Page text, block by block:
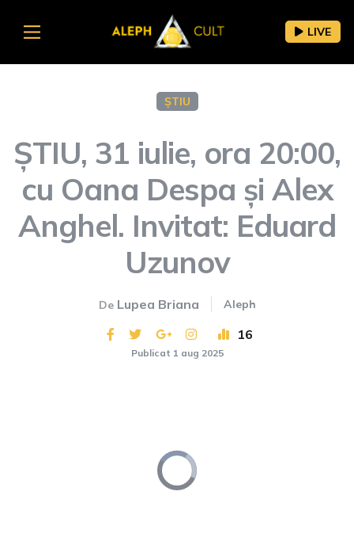
LIVE
ȘTIU
ȘTIU, 31 iulie, ora 20:00,
cu Oana Despa și Alex
Anghel. Invitat: Eduard
Uzunov
De Lupea Briana Aleph
16
Publicat 1 aug 2025
Video
Player
is
loading.